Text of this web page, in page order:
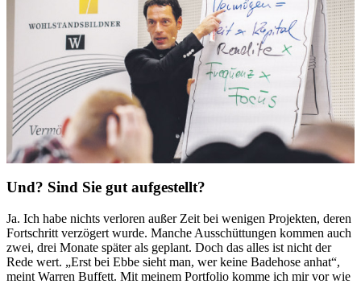
Und? Sind Sie gut aufgestellt?
Ja. Ich habe nichts verloren außer Zeit bei wenigen Projekten, deren
Fortschritt verzögert wurde. Manche Ausschüttungen kommen auch
zwei, drei Monate später als geplant. Doch das alles ist nicht der
Rede wert. „Erst bei Ebbe sieht man, wer keine Badehose anhat“,
meint Warren Buffett. Mit meinem Portfolio komme ich mir vor wie